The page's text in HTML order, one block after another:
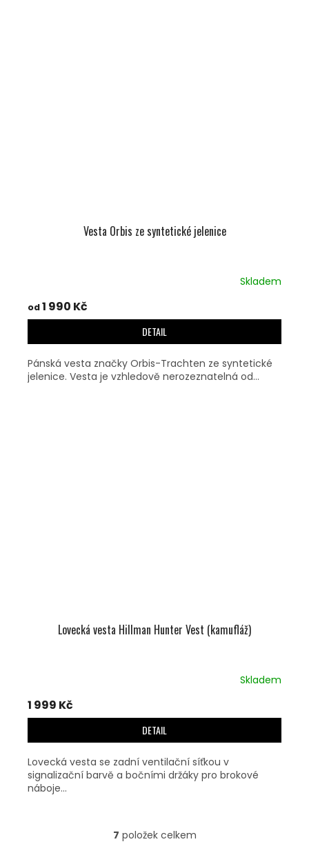
Vesta Orbis ze syntetické jelenice
Skladem
od1 990 Kč
DETAIL
Pánská vesta značky Orbis-Trachten ze syntetické
jelenice. Vesta je vzhledově nerozeznatelná od...
Lovecká vesta Hillman Hunter Vest (kamufláž)
Skladem
1 999 Kč
DETAIL
Lovecká vesta se zadní ventilační síťkou v
signalizační barvě a bočními držáky pro brokové
náboje...
7 položek celkem